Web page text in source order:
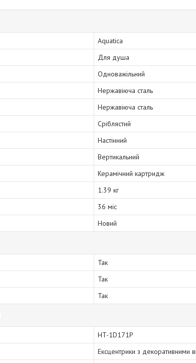
Aquatica
Для душа
Одноважільний
Нержавіюча сталь
Нержавіюча сталь
Сріблястий
Настінний
Вертикальний
Керамічний картридж
1.39 кг
36 міс
Новий
Так
Так
Так
HT-1D171P
Ексцентрики з декоративними